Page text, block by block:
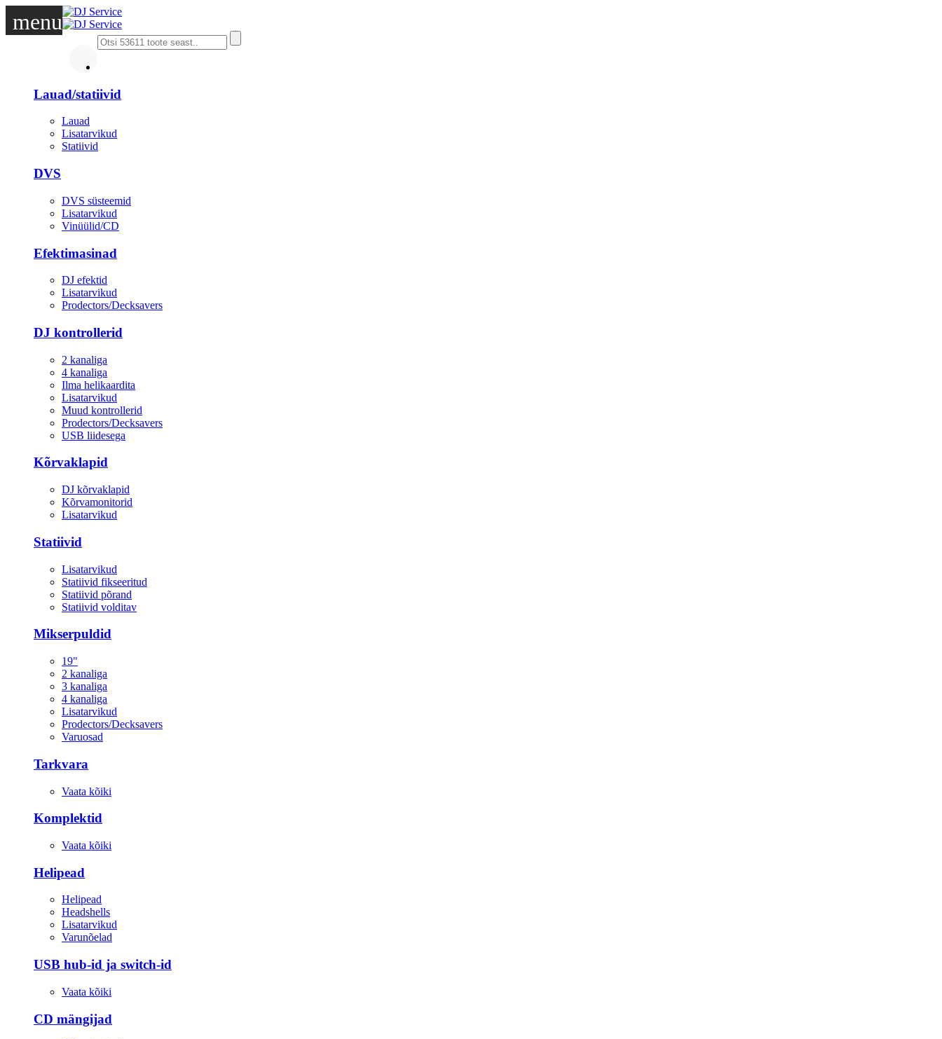
menu
Lauad/statiivid
Lauad
Lisatarvikud
Statiivid
DVS
DVS süsteemid
Lisatarvikud
Vinüülid/CD
Efektimasinad
DJ efektid
Lisatarvikud
Prodectors/Decksavers
DJ kontrollerid
2 kanaliga
4 kanaliga
Ilma helikaardita
Lisatarvikud
Muud kontrollerid
Prodectors/Decksavers
USB liidesega
Kõrvaklapid
DJ kõrvaklapid
Kõrvamonitorid
Lisatarvikud
Statiivid
Lisatarvikud
Statiivid fikseeritud
Statiivid põrand
Statiivid volditav
Mikserpuldid
19"
2 kanaliga
3 kanaliga
4 kanaliga
Lisatarvikud
Prodectors/Decksavers
Varuosad
Tarkvara
Vaata kõiki
Komplektid
Vaata kõiki
Helipead
Helipead
Headshells
Lisatarvikud
Varunõelad
USB hub-id ja switch-id
Vaata kõiki
CD mängijad